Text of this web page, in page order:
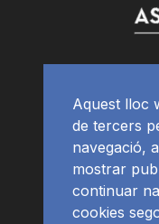
Aquest lloc
de tercers
navegació,
mostrar
continuar
cookies